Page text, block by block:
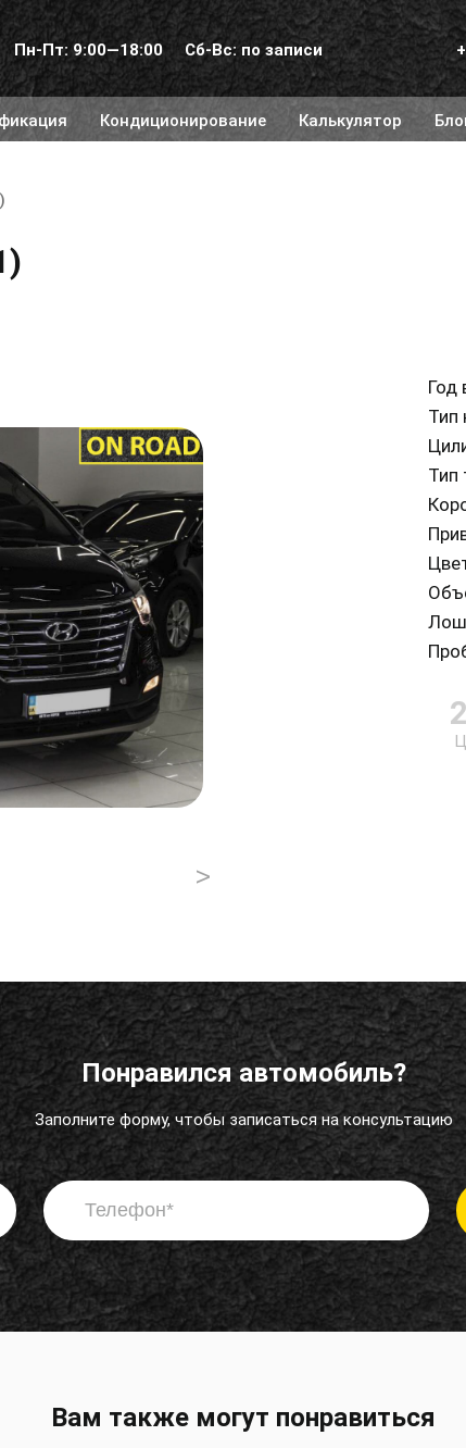
Пн-Пт: 9:00—18:00 Сб-Вс: по записи
Кондиционирование Калькулятор
>
Год
Тип
Тип
Понравился автомобиль?
Заполните форму, чтобы записаться на консультацию
Вам также могут понравиться